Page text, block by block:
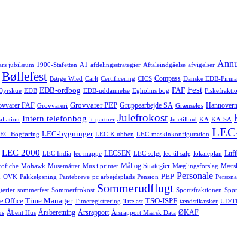
jubilæum 1900-Stafetten A1 afdelingsstrategier Aftaleindgåelse afvigelser
Bøllefest Børge Wied Carlt Certificering CICS Compass Danske EDB-
EDB EDB-ordbog EDB-uddannelse Egholms bog FAF Fest
FAF Grovvareri Grovvarer PEP Gruppearbejde SA Grænseløs
Intern telefonbog it-partner Julefrokost Juletilbud KA KA-SA
Bogføring LEC-bygninger LEC-Klubben LEC-maskinkonfiguration
LEC 2000 LEC India lec mappe LECSEN LEC solgt lec til salg lokaleplan
Mohawk Musemåtter Mus i printer Mål og Strategier Mæglingsforslag
OVK Pakkeløsning Pantebreve pc arbejdsplads Pension PEP Personale
sommerfest Sommerfrokost Sommerudflugt Sportsfraktionen
Office Time Manager Timeregistrering Trælast TSO-ISPF tændstikæsker UD/
Åbent Hus Årsberetning Årsrapport Årsrapport Mærsk Data ØKAF